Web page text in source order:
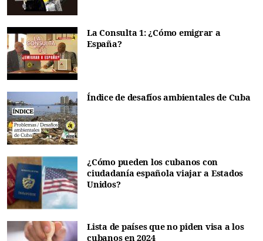
La Consulta 1: ¿Cómo emigrar a
España?
Índice de desafíos ambientales de Cuba
¿Cómo pueden los cubanos con
ciudadanía española viajar a Estados
Unidos?
Lista de países que no piden visa a los
cubanos en 2024